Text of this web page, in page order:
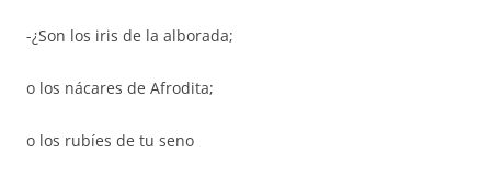
-¿Son los iris de la alborada;
o los nácares de Afrodita;
o los rubíes de tu seno